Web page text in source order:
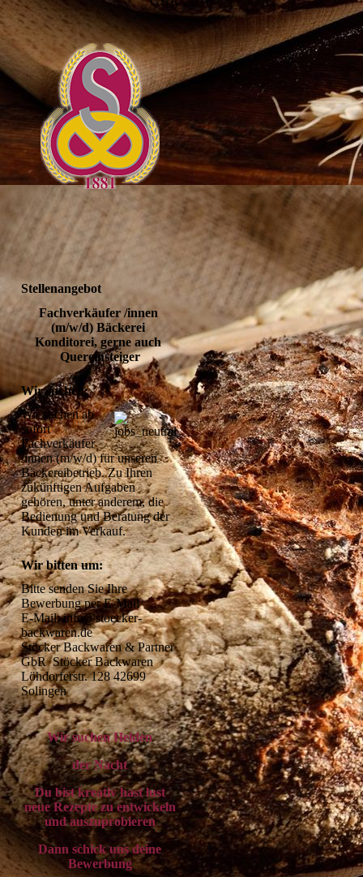
Stellenangebot
Fachverkäufer /innen
(m/w/d) Bäckerei
Konditorei, gerne auch
Quereinsteiger
Wir suchen:
Wir suchen ab
sofort
Fachverkäufer
/innen (m/w/d) für unseren
Bäckereibetrieb. Zu Ihren
zukünftigen Aufgaben
gehören, unter anderem, die
Bedienung und Beratung der
Kunden im Verkauf.
Wir bitten um:
Bitte senden Sie Ihre
Bewerbung per E-Mail
E-Mail: info@stoecker-
backwaren.de
Stöcker Backwaren & Partner
GbR  Stöcker Backwaren
Löhdorferstr. 128 42699
Solingen
Wir suchen Helden
der Nacht
Du bist kreativ hast lust
neue Rezepte zu entwickeln
und auszuprobieren
Dann schick uns deine
Bewerbung